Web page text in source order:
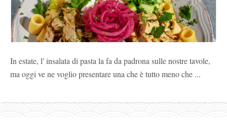
In estate, l' insalata di pasta la fa da padrona sulle nostre tavole,
ma oggi ve ne voglio presentare una che è tutto meno che ...